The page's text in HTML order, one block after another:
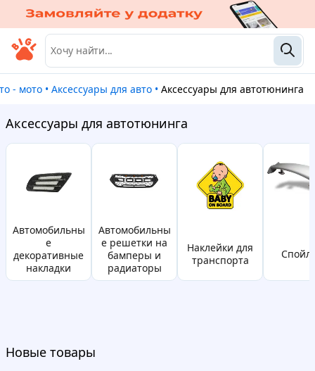
- мото • Аксессуары для авто • Аксессуары для автотюнинга
Аксессуары для автотюнинга
автомобильны
е
декоративные
накладки
автомобильны
е решетки на
бамперы и
радиаторы
Наклейки для
транспорта
Новые товары